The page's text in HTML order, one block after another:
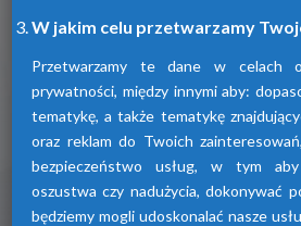
Osuszacze
W jakim celu przetwarzamy
Przetwarzamy te dane w celach
prywatności, między innymi aby:
tematykę, a także tematykę
oraz reklam do Twoich
bezpieczeństwo usług, w tym
oszustwa czy nadużycia, dokonywać
będziemy mogli udoskonalać nasze